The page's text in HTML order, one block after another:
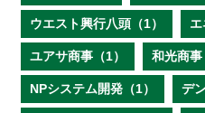
ウエスト興行八頭（1） エ
ユアサ商事（1） 和光商事
NPシステム開発（1） デ